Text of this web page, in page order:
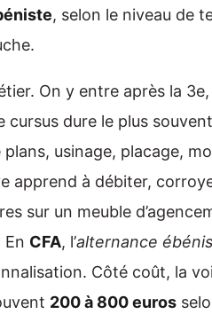
, selon le niveau de
On y entre après la
cursus dure le plus souvent
usinage, placage,
apprend à débiter,
sur un meuble
En CFA, l’alternance
Côté coût, la
200 à 800 euros